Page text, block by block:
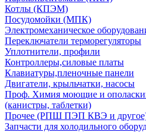
Котлы (КПЭМ)
Посудомойки (МПК)
Электромеханическое
Переключатели терморегуляторы
Уплотнители, профили
Контроллеры,силовые платы
Клавиатуры,пленочные панели
Двигатели, крыльчатки, насосы
Проф. Химия моющие и
(канистры, таблетки)
Прочее (РПШ ПЭП КВЭ и
Запчасти для холодильного